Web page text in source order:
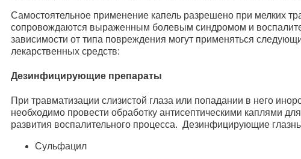
Самостоятельное применение капель разрешено при мелких
сопровождаются выраженным болевым синдромом и
зависимости от типа повреждения могут применяться
лекарственных средств:
Дезинфицирующие препараты
При травматизации слизистой глаза или попадании в него
необходимо провести обработку антисептическими каплями
развития воспалительного процесса. Дезинфицирующие
Сульфацил